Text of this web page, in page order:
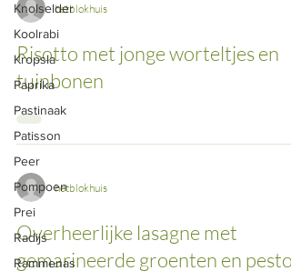
Knolselder
Koolrabi
Kropsla
Paprika
Pastinaak
Patisson
Peer
Pompoen
Prei
Radijs
Rammenas
hetblokhuis
Risotto met jonge worteltjes en
tuinbonen
hetblokhuis
Overheerlijke lasagne met
gemarineerde groenten en pesto